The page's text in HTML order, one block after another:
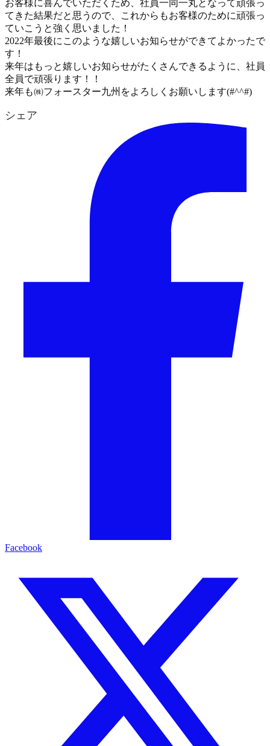
お客様に喜んでいただくため、社員一同一丸となって頑張っ
てきた結果だと思うので、これからもお客様のために頑張っ
ていこうと強く思いました！
2022年最後にこのような嬉しいお知らせができてよかったで
す！
来年はもっと嬉しいお知らせがたくさんできるように、社員
全員で頑張ります！！
来年も㈱フォースター九州をよろしくお願いします(#^^#)
シェア
Facebook